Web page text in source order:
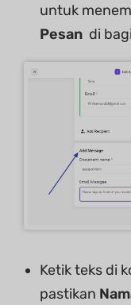
untuk
Pesan di
Ketik teks di
pastikan